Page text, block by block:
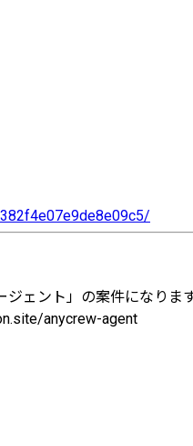
ェント」の案件になりま
anycrew-agent